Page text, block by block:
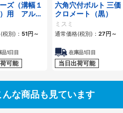
ズ（溝幅１
）用 アルミ
用後入れバ
別)： 51円 ～
品1日目
可能
六角穴付ボルト 三価
クロメート（黒）
ミスミ
通常価格(税別)： 27 円 ～
在庫品1日目
当日出荷可能
な商品も見ています